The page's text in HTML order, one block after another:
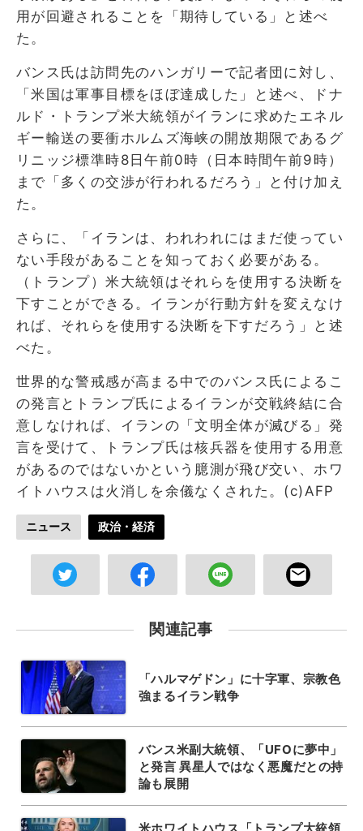
用が回避されることを「期待している」と述べ
た。
バンス氏は訪問先のハンガリーで記者団に対し、
「米国は軍事目標をほぼ達成した」と述べ、ドナ
ルド・トランプ米大統領がイランに求めたエネル
ギー輸送の要衝ホルムズ海峡の開放期限であるグ
リニッジ標準時8日午前0時（日本時間午前9時）
まで「多くの交渉が行われるだろう」と付け加え
た。
さらに、「イランは、われわれにはまだ使ってい
ない手段があることを知っておく必要がある。
（トランプ）米大統領はそれらを使用する決断を
下すことができる。イランが行動方針を変えなけ
れば、それらを使用する決断を下すだろう」と述
べた。
世界的な警戒感が高まる中でのバンス氏によるこ
の発言とトランプ氏によるイランが交戦終結に合
意しなければ、イランの「文明全体が滅びる」発
言を受けて、トランプ氏は核兵器を使用する用意
があるのではないかという臆測が飛び交い、ホワ
イトハウスは火消しを余儀なくされた。(c)AFP
ニュース 政治・経済
関連記事
「ハルマゲドン」に十字軍、宗教色
強まるイラン戦争
バンス米副大統領、「UFOに夢中」
と発言 異星人ではなく悪魔だとの持
論も展開